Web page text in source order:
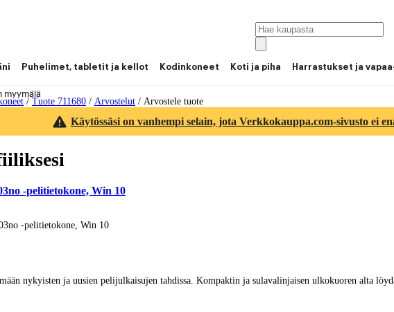
myymälä
Puhelimet, tabletit ja kellot Kodinkoneet Koti ja piha Harrastukset ja
/ Tuote 711680 / Arvostelut / Arvostele tuote
Käytössäsi on vanhempi selain, jota Verkkokauppa.com-sivusto ei
-pelitietokone, Win 10
-pelitietokone, Win 10
nykyisten ja uusien pelijulkaisujen tahdissa. Kompaktin ja sulavalinjaisen ulkokuoren alta